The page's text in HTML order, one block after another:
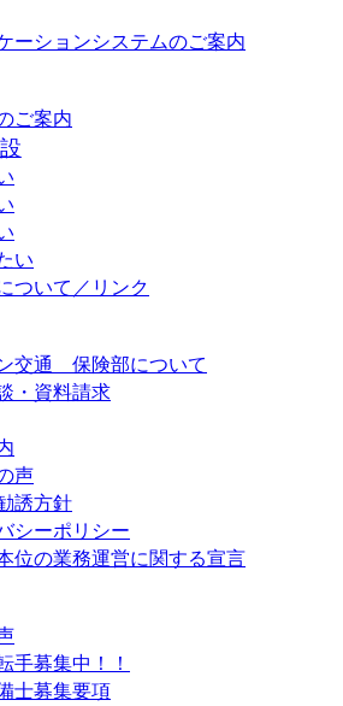
ーションシステムのご案内
ご案内
い
ついて／リンク
交通 保険部について
・資料請求
声
誘方針
シーポリシー
位の業務運営に関する宣言
手募集中！！
士募集要項